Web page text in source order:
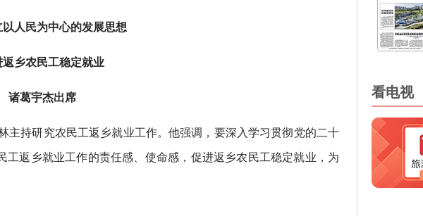
人民为中心的发展思想
乡农民工稳定就业
诸葛宇杰出席
主持研究农民工返乡就业工作。他强调，要深入学习贯彻党的二十
返乡就业工作的责任感、使命感，促进返乡农民工稳定就业，为
看电视